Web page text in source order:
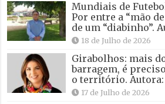
Mundiais de
Por entre a “mão
de um “diabinho”.
18 de Julho de 2026
Girabolhos: mais
barragem, é
o território. Autora:
17 de Julho de 2026